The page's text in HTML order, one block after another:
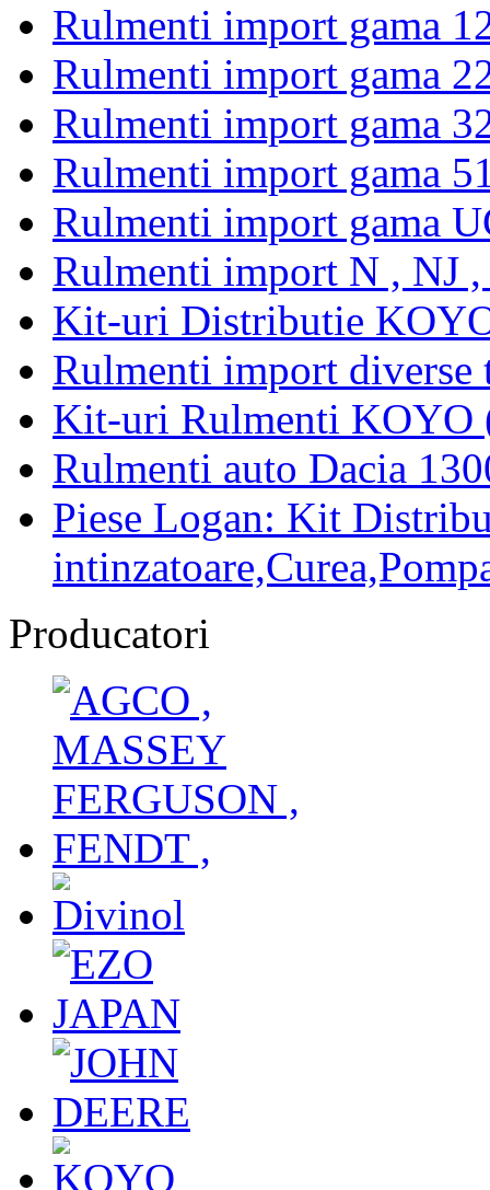
Rulmenti import gama
Rulmenti import gama
Rulmenti import gama
Rulmenti import gama
Rulmenti import gama
Rulmenti import N , NJ
Kit-uri Distributie
Rulmenti import
Kit-uri Rulmenti KOYO
Rulmenti auto Dacia
Piese Logan: Kit
Producatori